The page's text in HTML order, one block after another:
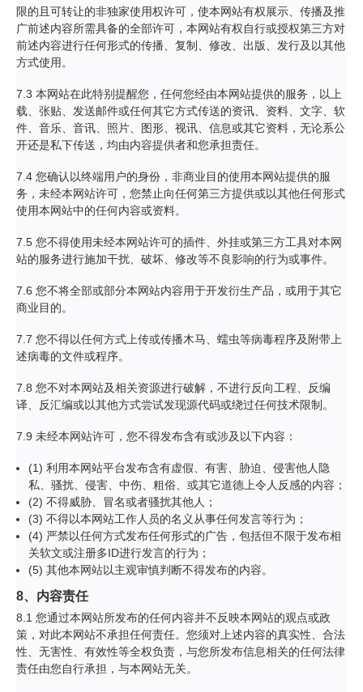
限的且可转让的非独家使用权许可，使本网站有权展示、传播及推
广前述内容所需具备的全部许可，本网站有权自行或授权第三方对
前述内容进行任何形式的传播、复制、修改、出版、发行及以其他
方式使用。
7.3 本网站在此特别提醒您，任何您经由本网站提供的服务，以上
载、张贴、发送邮件或任何其它方式传送的资讯、资料、文字、软
件、音乐、音讯、照片、图形、视讯、信息或其它资料，无论系公
开还是私下传送，均由内容提供者和您承担责任。
7.4 您确认以终端用户的身份，非商业目的使用本网站提供的服
务，未经本网站许可，您禁止向任何第三方提供或以其他任何形式
使用本网站中的任何内容或资料。
7.5 您不得使用未经本网站许可的插件、外挂或第三方工具对本网
站的服务进行施加干扰、破坏、修改等不良影响的行为或事件。
7.6 您不将全部或部分本网站内容用于开发衍生产品，或用于其它
商业目的。
7.7 您不得以任何方式上传或传播木马、蠕虫等病毒程序及附带上
述病毒的文件或程序。
7.8 您不对本网站及相关资源进行破解，不进行反向工程、反编
译、反汇编或以其他方式尝试发现源代码或绕过任何技术限制。
7.9 未经本网站许可，您不得发布含有或涉及以下内容：
(1) 利用本网站平台发布含有虚假、有害、胁迫、侵害他人隐
私、骚扰、侵害、中伤、粗俗、或其它道德上令人反感的内容；
(2) 不得威胁、冒名或者骚扰其他人；
(3) 不得以本网站工作人员的名义从事任何发言等行为；
(4) 严禁以任何方式发布任何形式的广告，包括但不限于发布相
关软文或注册多ID进行发言的行为；
(5) 其他本网站以主观审慎判断不得发布的内容。
8、内容责任
8.1 您通过本网站所发布的任何内容并不反映本网站的观点或政
策，对此本网站不承担任何责任。您须对上述内容的真实性、合法
性、无害性、有效性等全权负责，与您所发布信息相关的任何法律
责任由您自行承担，与本网站无关。